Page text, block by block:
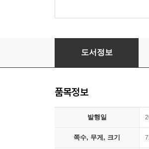
1세기 그리스도인의 하루
도서정보
품목정보
발행일
쪽수, 무게, 크기